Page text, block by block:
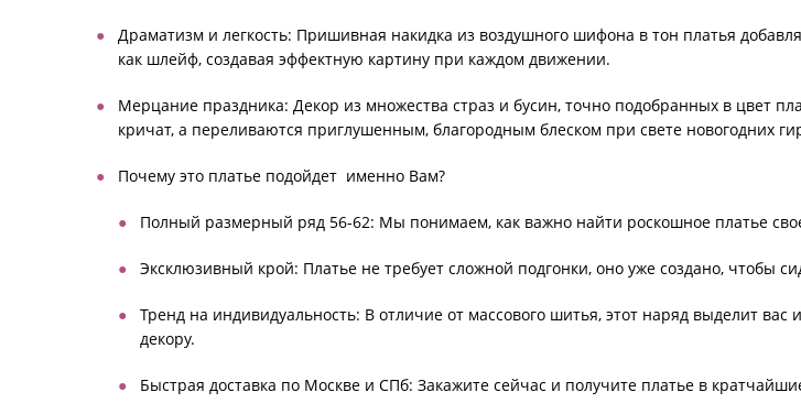
Драматизм и легкость: Пришивная накидка из воздушного шифона в тон платья
как шлейф, создавая эффектную картину при каждом движении.
Мерцание праздника: Декор из множества страз и бусин, точно подобранных в цвет
кричат, а переливаются приглушенным, благородным блеском при свете новогодних
Почему это платье подойдет именно Вам?
Полный размерный ряд 56-62: Мы понимаем, как важно найти роскошное платье
Эксклюзивный крой: Платье не требует сложной подгонки, оно уже создано, чтобы
Тренд на индивидуальность: В отличие от массового шитья, этот наряд выделит
декору.
Быстрая доставка по Москве и СПб: Закажите сейчас и получите платье в